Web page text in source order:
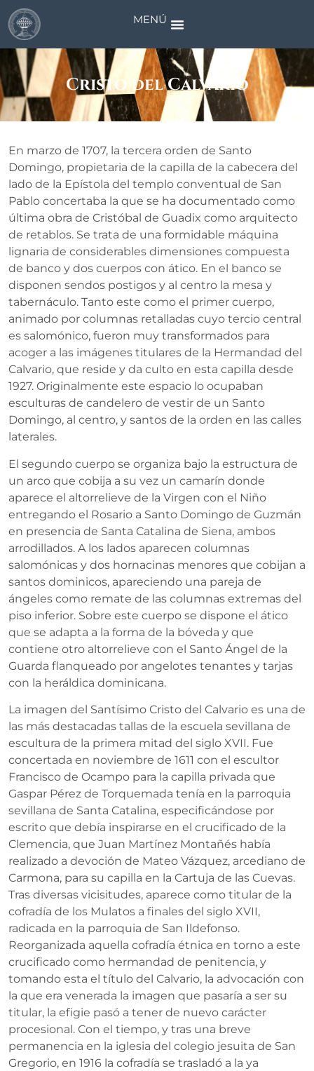
MENÚ
Cristo del Calvario
En marzo de 1707, la tercera orden de Santo
Domingo, propietaria de la capilla de la cabecera del
lado de la Epístola del templo conventual de San
Pablo concertaba la que se ha documentado como
última obra de Cristóbal de Guadix como arquitecto
de retablos. Se trata de una formidable máquina
lignaria de considerables dimensiones compuesta
de banco y dos cuerpos con ático. En el banco se
disponen sendos postigos y al centro la mesa y
tabernáculo. Tanto este como el primer cuerpo,
animado por columnas retalladas cuyo tercio central
es salomónico, fueron muy transformados para
acoger a las imágenes titulares de la Hermandad del
Calvario, que reside y da culto en esta capilla desde
1927. Originalmente este espacio lo ocupaban
esculturas de candelero de vestir de un Santo
Domingo, al centro, y santos de la orden en las calles
laterales.
El segundo cuerpo se organiza bajo la estructura de
un arco que cobija a su vez un camarín donde
aparece el altorrelieve de la Virgen con el Niño
entregando el Rosario a Santo Domingo de Guzmán
en presencia de Santa Catalina de Siena, ambos
arrodillados. A los lados aparecen columnas
salomónicas y dos hornacinas menores que cobijan a
santos dominicos, apareciendo una pareja de
ángeles como remate de las columnas extremas del
piso inferior. Sobre este cuerpo se dispone el ático
que se adapta a la forma de la bóveda y que
contiene otro altorrelieve con el Santo Ángel de la
Guarda flanqueado por angelotes tenantes y tarjas
con la heráldica dominicana.
La imagen del Santísimo Cristo del Calvario es una de
las más destacadas tallas de la escuela sevillana de
escultura de la primera mitad del siglo XVII. Fue
concertada en noviembre de 1611 con el escultor
Francisco de Ocampo para la capilla privada que
Gaspar Pérez de Torquemada tenía en la parroquia
sevillana de Santa Catalina, especificándose por
escrito que debía inspirarse en el crucificado de la
Clemencia, que Juan Martínez Montañés había
realizado a devoción de Mateo Vázquez, arcediano de
Carmona, para su capilla en la Cartuja de las Cuevas.
Tras diversas vicisitudes, aparece como titular de la
cofradía de los Mulatos a finales del siglo XVII,
radicada en la parroquia de San Ildefonso.
Reorganizada aquella cofradía étnica en torno a este
crucificado como hermandad de penitencia, y
tomando esta el título del Calvario, la advocación con
la que era venerada la imagen que pasaría a ser su
titular, la efigie pasó a tener de nuevo carácter
procesional. Con el tiempo, y tras una breve
permanencia en la iglesia del colegio jesuita de San
Gregorio, en 1916 la cofradía se trasladó a la ya